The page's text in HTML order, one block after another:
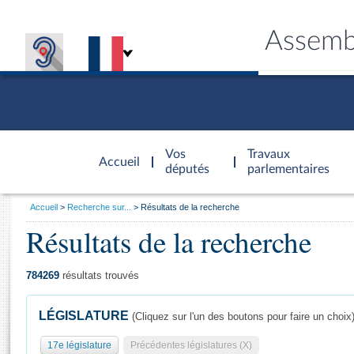
Accueil
d'accueil
Vos
députés
Travaux
parlementaires
Général
Vous
Accueil Recherche sur... Résultats de la recherche
Résultats de la recherche
784269 résultats trouvés
LÉGISLATURE (Cliquez sur l'un des boutons pour faire un choix)
17e législature Précédentes législatures (X)